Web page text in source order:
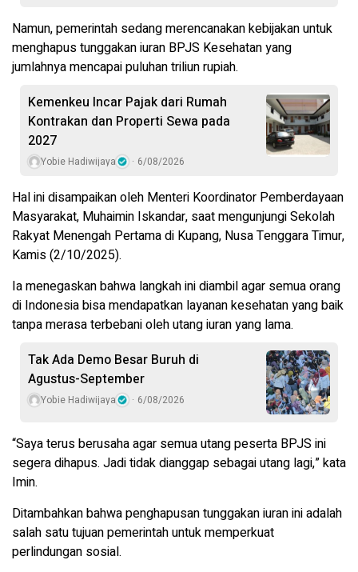
Namun, pemerintah sedang merencanakan kebijakan untuk
menghapus tunggakan iuran BPJS Kesehatan yang
jumlahnya mencapai puluhan triliun rupiah.
Kemenkeu Incar Pajak dari Rumah
Kontrakan dan Properti Sewa pada
2027
Yobie Hadiwijaya 6/08/2026
Hal ini disampaikan oleh Menteri Koordinator Pemberdayaan
Masyarakat, Muhaimin Iskandar, saat mengunjungi Sekolah
Rakyat Menengah Pertama di Kupang, Nusa Tenggara Timur,
Kamis (2/10/2025).
Ia menegaskan bahwa langkah ini diambil agar semua orang
di Indonesia bisa mendapatkan layanan kesehatan yang baik
tanpa merasa terbebani oleh utang iuran yang lama.
Tak Ada Demo Besar Buruh di
Agustus-September
Yobie Hadiwijaya 6/08/2026
“Saya terus berusaha agar semua utang peserta BPJS ini
segera dihapus. Jadi tidak dianggap sebagai utang lagi,” kata
Imin.
Ditambahkan bahwa penghapusan tunggakan iuran ini adalah
salah satu tujuan pemerintah untuk memperkuat
perlindungan sosial.